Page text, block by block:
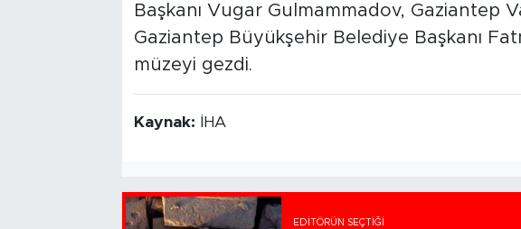
Başkanı Vugar Gulmammadov, Gaziantep
Gaziantep Büyükşehir Belediye Başkanı
müzeyi gezdi.
Kaynak: İHA
EDITÖRÜN SEÇTIĞI